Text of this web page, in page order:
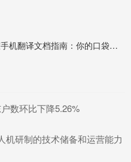
配查网 荣耀手机翻译文档指南：你的口袋翻译官，轻松搞定跨语言办公_文件_全能
数环比下降5.26%
机研制的技术储备和运营能力